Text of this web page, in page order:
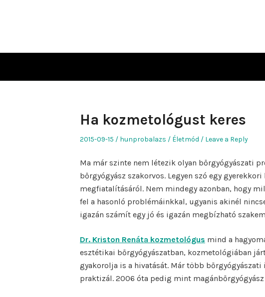
Ha kozmetológust keres
Posted
2015-09-15 Author
hunprobalazs
Posted
Életmód Leave a Reply
Ma már szinte nem létezik olyan bőrgyógyászati
bőrgyógyász szakorvos. Legyen szó egy
megfiatalításáról. Nem mindegy azonban, hogy
fel a hasonló problémáinkkal, ugyanis akinél
igazán számít egy jó és igazán megbízható
Dr. Kriston Renáta kozmetológus mind a
esztétikai bőrgyógyászatban, kozmetológiában
gyakorolja is a hivatását. Már több
praktizál. 2006 óta pedig mint